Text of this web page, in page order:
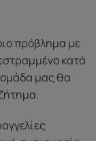
πρόβλημα με
κατά
μας θα